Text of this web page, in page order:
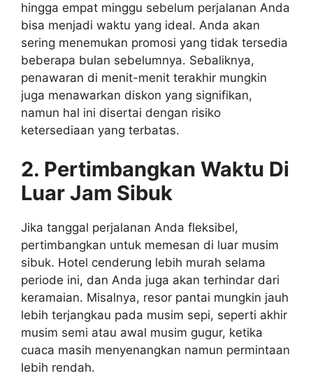
hingga empat minggu sebelum perjalanan Anda
bisa menjadi waktu yang ideal. Anda akan
sering menemukan promosi yang tidak tersedia
beberapa bulan sebelumnya. Sebaliknya,
penawaran di menit-menit terakhir mungkin
juga menawarkan diskon yang signifikan,
namun hal ini disertai dengan risiko
ketersediaan yang terbatas.
2. Pertimbangkan Waktu Di
Luar Jam Sibuk
Jika tanggal perjalanan Anda fleksibel,
pertimbangkan untuk memesan di luar musim
sibuk. Hotel cenderung lebih murah selama
periode ini, dan Anda juga akan terhindar dari
keramaian. Misalnya, resor pantai mungkin jauh
lebih terjangkau pada musim sepi, seperti akhir
musim semi atau awal musim gugur, ketika
cuaca masih menyenangkan namun permintaan
lebih rendah.